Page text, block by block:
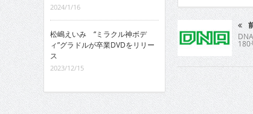
180
2024/1/16
松嶋えいみ “ミラクル神ボデ
ィ”グラドルが卒業DVDをリリー
ス
2023/12/15